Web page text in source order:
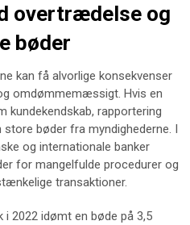
overtrædelse og
bøder
kan få alvorlige konsekvenser
omdømmemæssigt. Hvis en
kundekendskab, rapportering
bøder fra myndighederne. I
og internationale banker
for mangelfulde procedurer og
transaktioner.
i 2022 idømt en bøde på 3,5